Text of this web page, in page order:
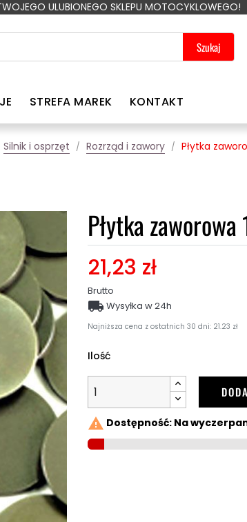
ULUBIONEGO SKLEPU MOTOCYKLOWEGO!
Szukaj
STREFA MAREK KONTAKT
Silnik i osprzęt Rozrząd i zawory Płytka
Płytka
21,23 zł
Brutto
Najniższa cena z ostatnich 30 dni: 21.23 zł
 Wysyłka w 24h
Ilość
 Dostępność: Na